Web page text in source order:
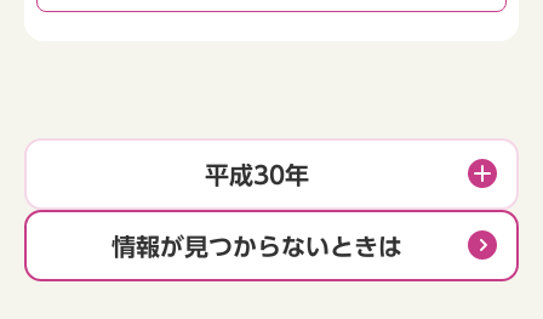
平成30年
情報が見つからないときは